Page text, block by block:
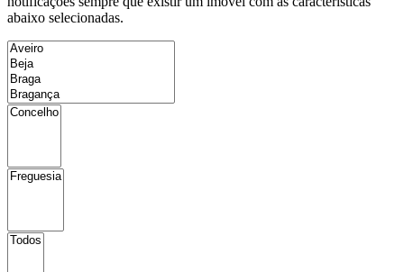
abaixo selecionadas.